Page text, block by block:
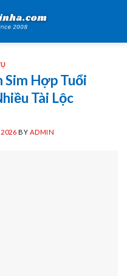
Sim Hợp Tuổi
Tài Lộc
2026 BY ADMIN